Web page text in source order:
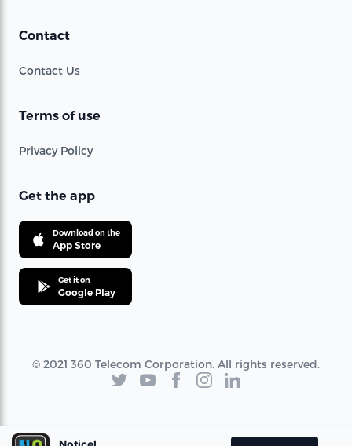
Contact
Contact Us
Terms of use
Privacy Policy
Get the app
Download on the
App Store
Get it on
Google Play
© 2021 360 Telecom Corporation. All rights reserved.